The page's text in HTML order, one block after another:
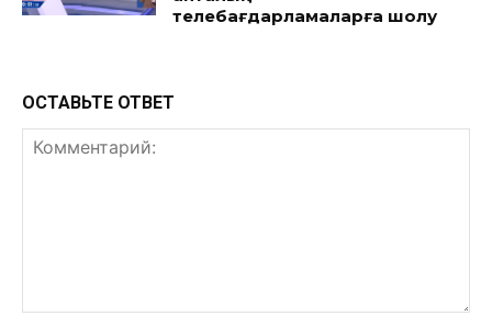
телебағдарламаларға шолу
ОСТАВЬТЕ ОТВЕТ